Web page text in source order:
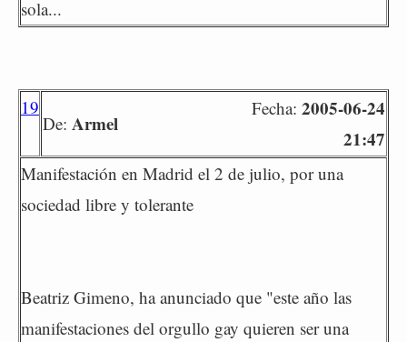
sola...
19
De: Armel
Fecha: 2005-06-24
21:47
Manifestación en Madrid el 2 de julio, por una
sociedad libre y tolerante
Beatriz Gimeno, ha anunciado que "este año las
manifestaciones del orgullo gay quieren ser una